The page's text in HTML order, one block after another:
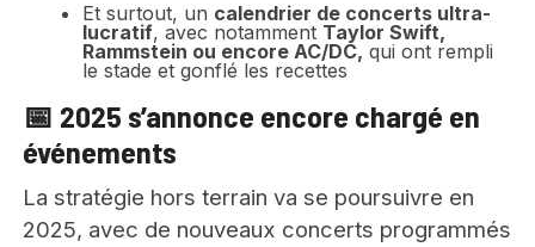
Et surtout, un calendrier de concerts ultra-
lucratif, avec notamment Taylor Swift,
Rammstein ou encore AC/DC, qui ont rempli
le stade et gonflé les recettes
📅 2025 s’annonce encore chargé en
événements
La stratégie hors terrain va se poursuivre en
2025, avec de nouveaux concerts programmés